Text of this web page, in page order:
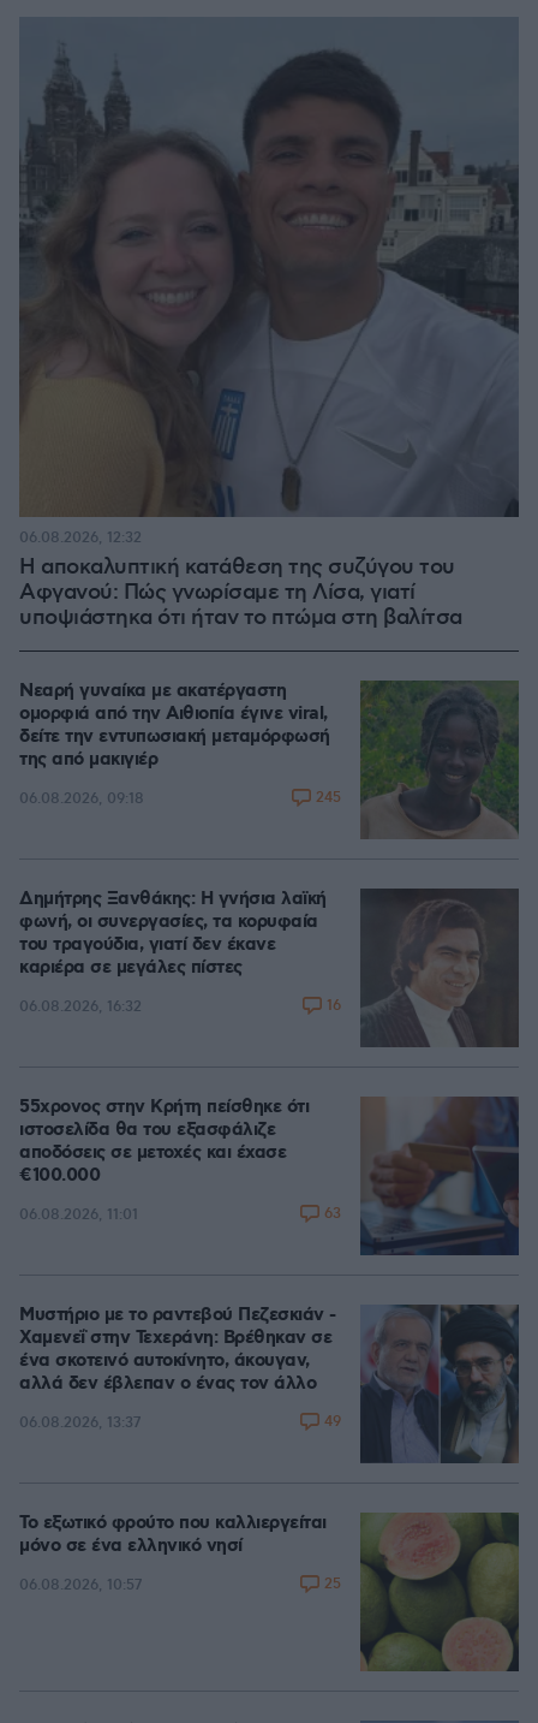
Η αποκαλυπτική κατάθεση της συζύγου του
Αφγανού: Πώς γνωρίσαμε τη Λίσα, γιατί
υποψιάστηκα ότι ήταν το πτώμα στη βαλίτσα
06.08.2026, 12:32
Νεαρή γυναίκα με ακατέργαστη
ομορφιά από την Αιθιοπία έγινε viral,
δείτε την εντυπωσιακή μεταμόρφωσή
της από μακιγιέρ
06.08.2026, 09:18 245
Δημήτρης Ξανθάκης: Η γνήσια λαϊκή
φωνή, οι συνεργασίες, τα κορυφαία
του τραγούδια, γιατί δεν έκανε
καριέρα σε μεγάλες πίστες
06.08.2026, 16:32 16
55χρονος στην Κρήτη πείσθηκε ότι
ιστοσελίδα θα του εξασφάλιζε
αποδόσεις σε μετοχές και έχασε
€100.000
06.08.2026, 11:01 63
Μυστήριο με το ραντεβού Πεζεσκιάν -
Χαμενεΐ στην Τεχεράνη: Βρέθηκαν σε
ένα σκοτεινό αυτοκίνητο, άκουγαν,
αλλά δεν έβλεπαν ο ένας τον άλλο
06.08.2026, 13:37 49
Το εξωτικό φρούτο που καλλιεργείται
μόνο σε ένα ελληνικό νησί
06.08.2026, 10:57 25